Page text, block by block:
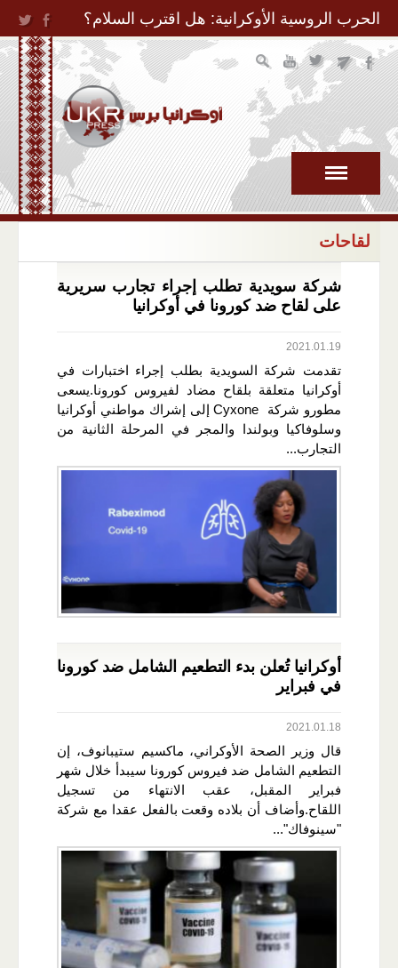
Jump to Navigation
الحرب الروسية الأوكرانية: هل اقترب السلام؟
لقاحات
شركة سويدية تطلب إجراء تجارب سريرية
على لقاح ضد كورونا في أوكرانيا
2021.01.19
تقدمت شركة السويدية بطلب إجراء اختبارات في
أوكرانيا متعلقة بلقاح مضاد لفيروس كورونا.يسعى
مطورو شركة Cyxone إلى إشراك مواطني أوكرانيا
وسلوفاكيا وبولندا والمجر في المرحلة الثانية من
التجارب...
أوكرانيا تُعلن بدء التطعيم الشامل ضد كورونا
في فبراير
2021.01.18
قال وزير الصحة الأوكراني، ماكسيم ستيبانوف، إن
التطعيم الشامل ضد فيروس كورونا سيبدأ خلال شهر
فبراير المقبل، عقب الانتهاء من تسجيل
اللقاح.وأضاف أن بلاده وقعت بالفعل عقدا مع شركة
"سينوفاك"...